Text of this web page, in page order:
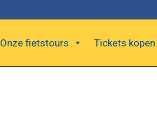
Onze fietstours Tickets kopen